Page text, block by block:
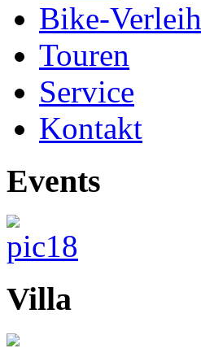
Bike-Verleih
Touren
Service
Kontakt
Events
Villa